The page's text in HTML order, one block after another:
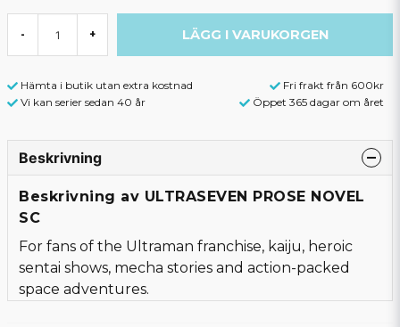
- + LÄGG I VARUKORGEN
Hämta i butik utan extra kostnad
Fri frakt från 600kr
Vi kan serier sedan 40 år
Öppet 365 dagar om året
Beskrivning
Beskrivning av ULTRASEVEN PROSE NOVEL
SC
For fans of the Ultraman franchise, kaiju, heroic
sentai shows, mecha stories and action-packed
space adventures.